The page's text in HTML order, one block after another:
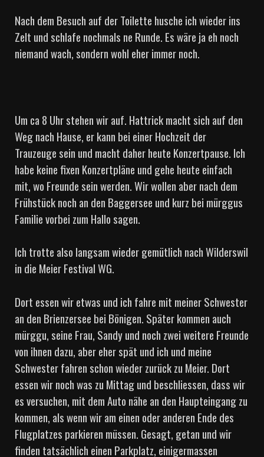
Nach dem Besuch auf der Toilette husche ich wieder ins
Zelt und schlafe nochmals ne Runde. Es wäre ja eh noch
niemand wach, sondern wohl eher immer noch.
Um ca 8 Uhr stehen wir auf. Hattrick macht sich auf den
Weg nach Hause, er kann bei einer Hochzeit der
Trauzeuge sein und macht daher heute Konzertpause. Ich
habe keine fixen Konzertpläne und gehe heute einfach
mit, wo Freunde sein werden. Wir wollen aber nach dem
Frühstück noch an den Baggersee und kurz bei mürggus
Familie vorbei zum Hallo sagen.
Ich trotte also langsam wieder gemütlich nach Wilderswil
in die Meier Festival WG.
Dort essen wir etwas und ich fahre mit meiner Schwester
an den Brienzersee bei Bönigen. Später kommen auch
mürggu, seine Frau, Sandy und noch zwei weitere Freunde
von ihnen dazu, aber eher spät und ich und meine
Schwester fahren schon wieder zurück zu Meier. Dort
essen wir noch was zu Mittag und beschliessen, dass wir
es versuchen, mit dem Auto nähe an den Haupteingang zu
kommen, als wenn wir am einen oder anderen Ende des
Flugplatzes parkieren müssen. Gesagt, getan und wir
finden tatsächlich einen Parkplatz, einigermassen